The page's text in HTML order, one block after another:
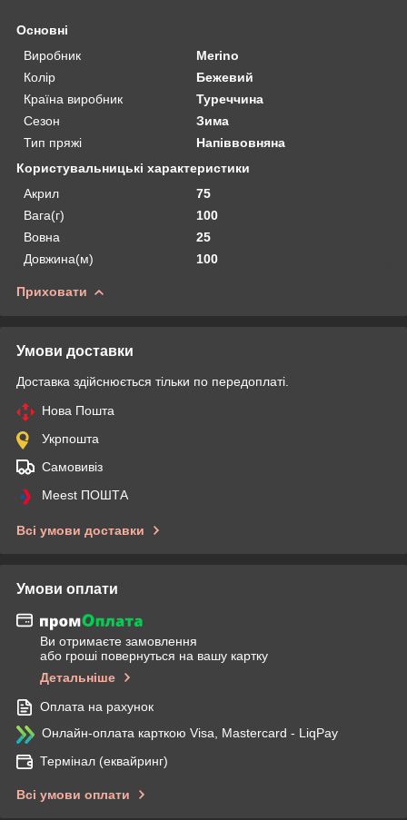
Основні
Виробник
Merino
Колір
Бежевий
Країна виробник
Туреччина
Сезон
Зима
Тип пряжі
Напіввовняна
Користувальницькі характеристики
Акрил
75
Вага(г)
100
Вовна
25
Довжина(м)
100
Приховати
Умови доставки
Доставка здійснюється тільки по передоплаті.
Нова Пошта
Укрпошта
Самовивіз
Meest ПОШТА
Всі умови доставки
Умови оплати
Ви отримаєте замовлення
або гроші повернуться на вашу картку
Детальніше
Оплата на рахунок
Онлайн-оплата карткою Visa, Mastercard - LiqPay
Термінал (еквайринг)
Всі умови оплати